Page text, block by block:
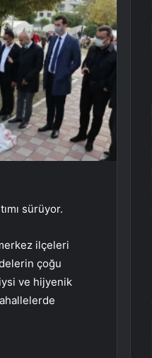
sürüyor.
ilçeleri
çoğu
ve hijyenik